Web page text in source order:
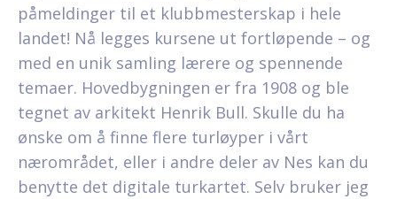
påmeldinger til et klubbmesterskap i hele
landet! Nå legges kursene ut fortløpende – og
med en unik samling lærere og spennende
temaer. Hovedbygningen er fra 1908 og ble
tegnet av arkitekt Henrik Bull. Skulle du ha
ønske om å finne flere turløyper i vårt
nærområdet, eller i andre deler av Nes kan du
benytte det digitale turkartet. Selv bruker jeg